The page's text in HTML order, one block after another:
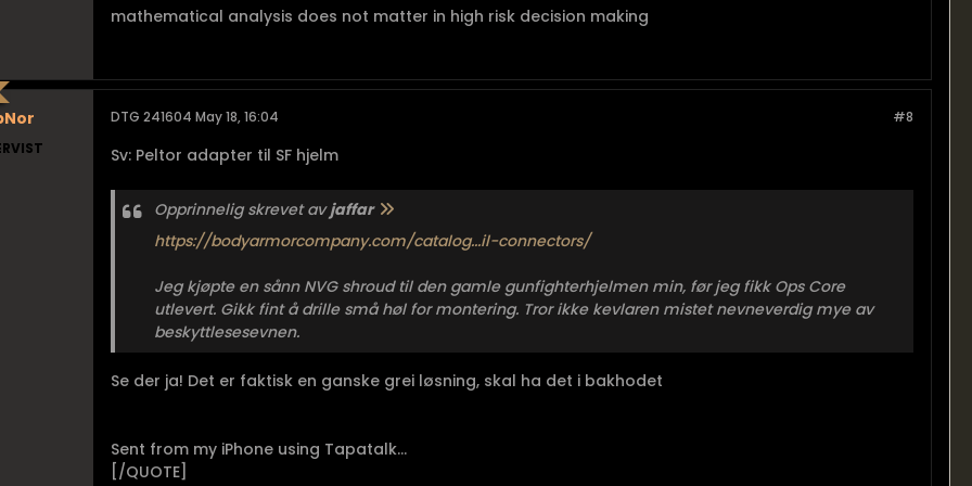
mathematical analysis does not matter in high risk decision making
#8
DTG 241604 May 18, 16:04
Sv: Peltor adapter til SF hjelm
Opprinnelig skrevet avjaffar
https://bodyarmorcompany.com/catalog...il-connectors/
Jeg kjøpte en sånn NVG shroud til den gamle gunfighterhjelmen min, før jeg fikk Ops Core
utlevert. Gikk fint å drille små høl for montering. Tror ikke kevlaren mistet nevneverdig mye av
beskyttlesesevnen.
Se der ja! Det er faktisk en ganske grei løsning, skal ha det i bakhodet
Sent from my iPhone using Tapatalk...
[/QUOTE]